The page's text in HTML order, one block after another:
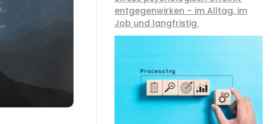
entgegenwirken – im Alltag, im
Job und langfristig